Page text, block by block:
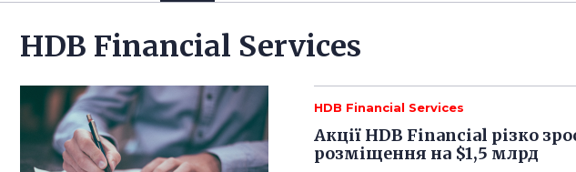
HDB Financial Services
HDB Financial Services
Акції HDB Financial різко
розміщення на $1,5 млрд